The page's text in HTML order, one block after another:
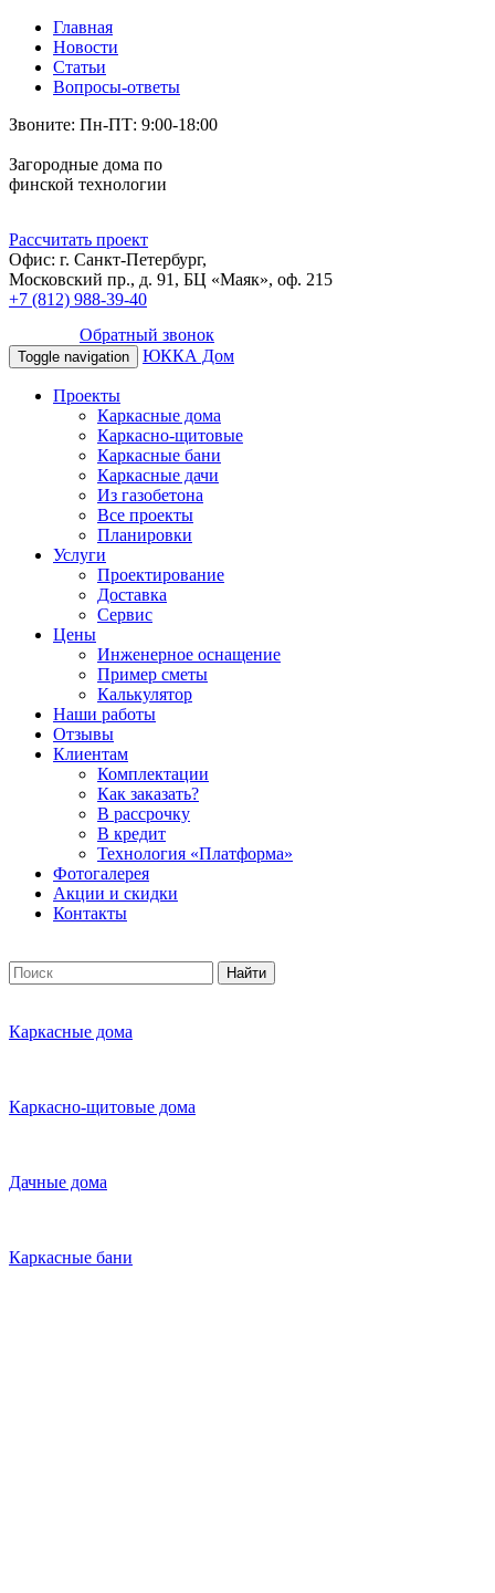
Главная
Новости
Статьи
Вопросы-ответы
Звоните: Пн-ПТ: 9:00-18:00
Загородные дома по
финской технологии
Рассчитать проект
Офис: г. Санкт-Петербург,
Московский пр., д. 91, БЦ «Маяк», оф. 215
+7 (812) 988-39-40
Обратный звонок
Toggle navigation ЮККА Дом
Проекты
Каркасные дома
Каркасно-щитовые
Каркасные бани
Каркасные дачи
Из газобетона
Все проекты
Планировки
Услуги
Проектирование
Доставка
Сервис
Цены
Инженерное оснащение
Пример сметы
Калькулятор
Наши работы
Отзывы
Клиентам
Комплектации
Как заказать?
В рассрочку
В кредит
Технология «Платформа»
Фотогалерея
Акции и скидки
Контакты
Каркасные дома
Каркасно-щитовые дома
Дачные дома
Каркасные бани